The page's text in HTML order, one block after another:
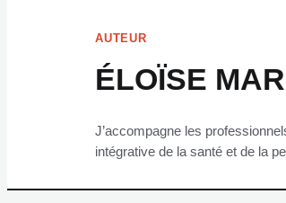
AUTEUR
ÉLOÏSE
J’accompagne les
intégrative de la santé et de la